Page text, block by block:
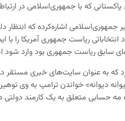
که با جمهوری‌اسلامی در
اشاره‌کرده که انتظار
انتخاباتی ریاست جمهوری آمریکا
سابق ریاست جمهوری بود وارد
که به عنوان سایت‌های خبری
مه حسابی متعلق به یک کارمند